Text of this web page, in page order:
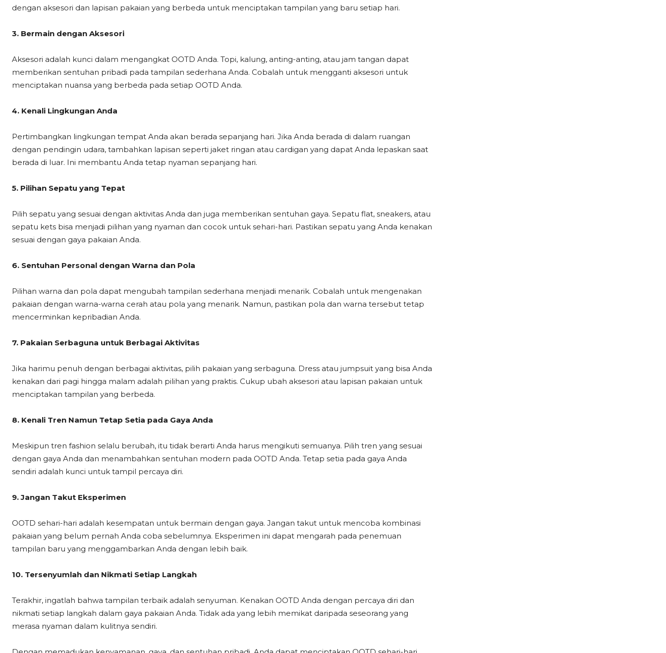
dengan aksesori dan lapisan pakaian yang berbeda untuk menciptakan tampilan yang baru setiap hari.
3. Bermain dengan Aksesori
Aksesori adalah kunci dalam mengangkat OOTD Anda. Topi, kalung, anting-anting, atau jam tangan dapat
memberikan sentuhan pribadi pada tampilan sederhana Anda. Cobalah untuk mengganti aksesori untuk
menciptakan nuansa yang berbeda pada setiap OOTD Anda.
4. Kenali Lingkungan Anda
Pertimbangkan lingkungan tempat Anda akan berada sepanjang hari. Jika Anda berada di dalam ruangan
dengan pendingin udara, tambahkan lapisan seperti jaket ringan atau cardigan yang dapat Anda lepaskan saat
berada di luar. Ini membantu Anda tetap nyaman sepanjang hari.
5. Pilihan Sepatu yang Tepat
Pilih sepatu yang sesuai dengan aktivitas Anda dan juga memberikan sentuhan gaya. Sepatu flat, sneakers, atau
sepatu kets bisa menjadi pilihan yang nyaman dan cocok untuk sehari-hari. Pastikan sepatu yang Anda kenakan
sesuai dengan gaya pakaian Anda.
6. Sentuhan Personal dengan Warna dan Pola
Pilihan warna dan pola dapat mengubah tampilan sederhana menjadi menarik. Cobalah untuk mengenakan
pakaian dengan warna-warna cerah atau pola yang menarik. Namun, pastikan pola dan warna tersebut tetap
mencerminkan kepribadian Anda.
7. Pakaian Serbaguna untuk Berbagai Aktivitas
Jika harimu penuh dengan berbagai aktivitas, pilih pakaian yang serbaguna. Dress atau jumpsuit yang bisa Anda
kenakan dari pagi hingga malam adalah pilihan yang praktis. Cukup ubah aksesori atau lapisan pakaian untuk
menciptakan tampilan yang berbeda.
8. Kenali Tren Namun Tetap Setia pada Gaya Anda
Meskipun tren fashion selalu berubah, itu tidak berarti Anda harus mengikuti semuanya. Pilih tren yang sesuai
dengan gaya Anda dan menambahkan sentuhan modern pada OOTD Anda. Tetap setia pada gaya Anda
sendiri adalah kunci untuk tampil percaya diri.
9. Jangan Takut Eksperimen
OOTD sehari-hari adalah kesempatan untuk bermain dengan gaya. Jangan takut untuk mencoba kombinasi
pakaian yang belum pernah Anda coba sebelumnya. Eksperimen ini dapat mengarah pada penemuan
tampilan baru yang menggambarkan Anda dengan lebih baik.
10. Tersenyumlah dan Nikmati Setiap Langkah
Terakhir, ingatlah bahwa tampilan terbaik adalah senyuman. Kenakan OOTD Anda dengan percaya diri dan
nikmati setiap langkah dalam gaya pakaian Anda. Tidak ada yang lebih memikat daripada seseorang yang
merasa nyaman dalam kulitnya sendiri.